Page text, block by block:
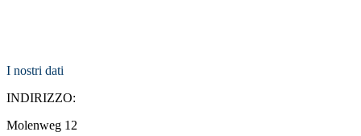
I nostri dati
INDIRIZZO:
Molenweg 12